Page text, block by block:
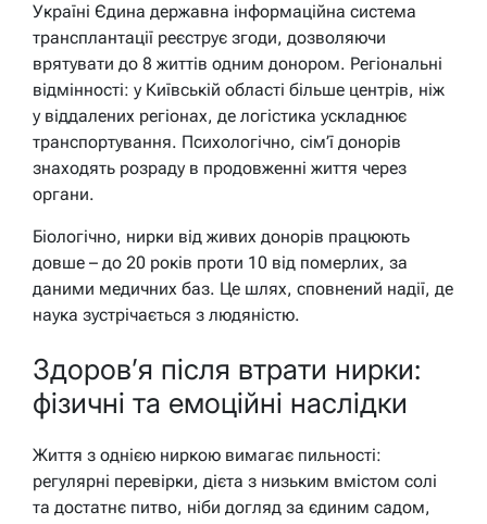
Україні Єдина державна інформаційна система
трансплантації реєструє згоди, дозволяючи
врятувати до 8 життів одним донором. Регіональні
відмінності: у Київській області більше центрів, ніж
у віддалених регіонах, де логістика ускладнює
транспортування. Психологічно, сім’ї донорів
знаходять розраду в продовженні життя через
органи.
Біологічно, нирки від живих донорів працюють
довше – до 20 років проти 10 від померлих, за
даними медичних баз. Це шлях, сповнений надії, де
наука зустрічається з людяністю.
Здоров’я після втрати нирки:
фізичні та емоційні наслідки
Життя з однією ниркою вимагає пильності:
регулярні перевірки, дієта з низьким вмістом солі
та достатнє питво, ніби догляд за єдиним садом,